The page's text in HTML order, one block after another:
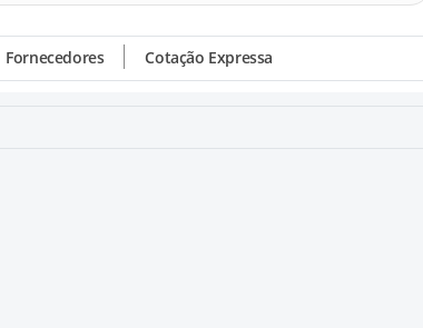
Fornecedores Cotação Expressa